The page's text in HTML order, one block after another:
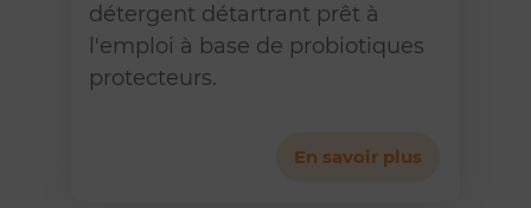
détergent détartrant prêt à
l'emploi à base de probiotiques
protecteurs.
En savoir plus